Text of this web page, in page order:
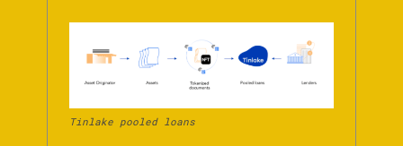
Tinlake pooled loans